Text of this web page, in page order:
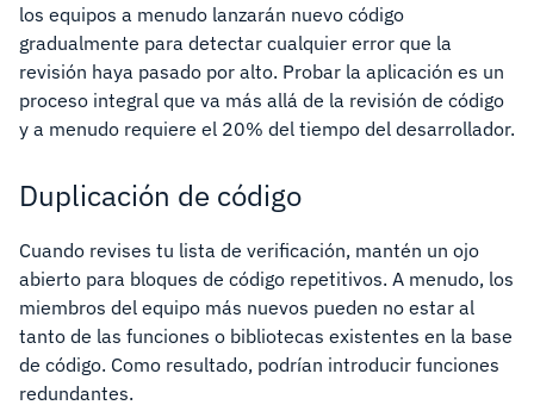
los equipos a menudo lanzarán nuevo código
gradualmente para detectar cualquier error que la
revisión haya pasado por alto. Probar la aplicación es un
proceso integral que va más allá de la revisión de código
y a menudo requiere el 20% del tiempo del desarrollador.
Duplicación de código
Cuando revises tu lista de verificación, mantén un ojo
abierto para bloques de código repetitivos. A menudo, los
miembros del equipo más nuevos pueden no estar al
tanto de las funciones o bibliotecas existentes en la base
de código. Como resultado, podrían introducir funciones
redundantes.